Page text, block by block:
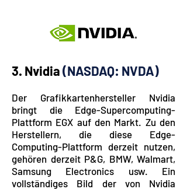
3. Nvidia(NASDAQ: NVDA)
Der Grafikkartenhersteller Nvidia
bringt die Edge-Supercomputing-
Plattform EGX auf den Markt. Zu den
Herstellern, die diese Edge-
Computing-Plattform derzeit nutzen,
gehören derzeit P&G, BMW, Walmart,
Samsung Electronics usw. Ein
vollständiges Bild der von Nvidia